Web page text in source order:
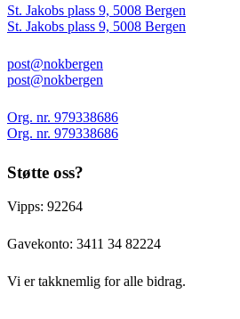
St. Jakobs plass 9, 5008 Bergen
St. Jakobs plass 9, 5008 Bergen
post@nokbergen
post@nokbergen
Org. nr. 979338686
Org. nr. 979338686
Støtte oss?
Vipps: 92264
Gavekonto: 3411 34 82224
Vi er takknemlig for alle bidrag.